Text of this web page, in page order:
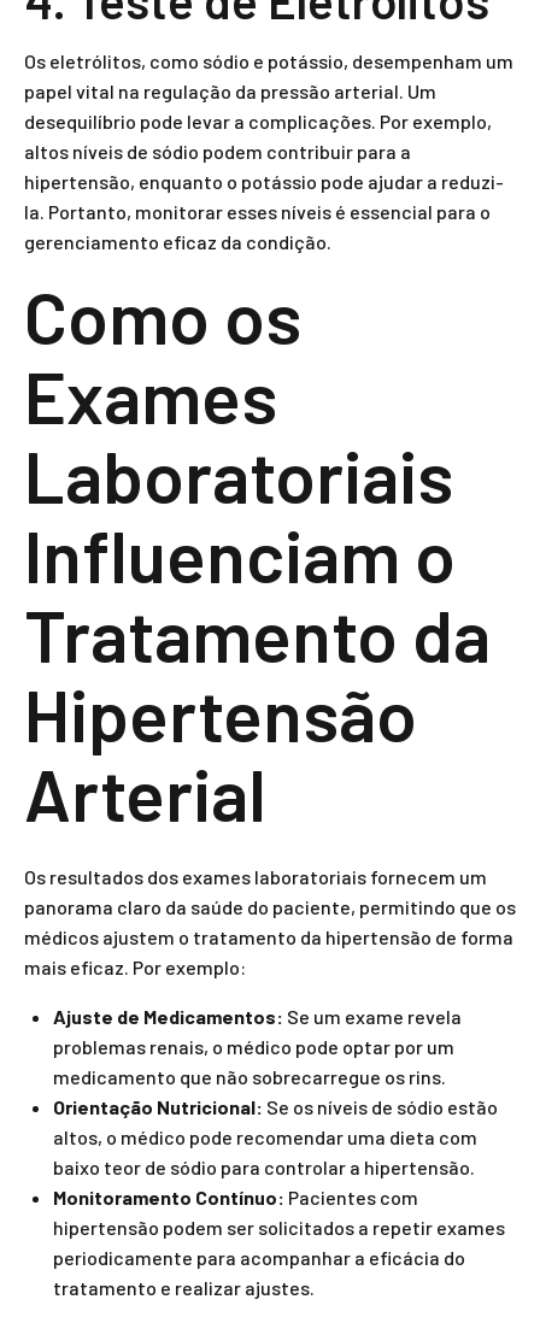
Os eletrólitos, como sódio e potássio, desempenham um
papel vital na regulação da pressão arterial. Um
desequilíbrio pode levar a complicações. Por exemplo,
altos níveis de sódio podem contribuir para a
hipertensão, enquanto o potássio pode ajudar a reduzi-
la. Portanto, monitorar esses níveis é essencial para o
gerenciamento eficaz da condição.
Como os
Exames
Laboratoriais
Influenciam o
Tratamento da
Hipertensão
Arterial
Os resultados dos exames laboratoriais fornecem um
panorama claro da saúde do paciente, permitindo que os
médicos ajustem o tratamento da hipertensão de forma
mais eficaz. Por exemplo:
Ajuste de Medicamentos: Se um exame revela
problemas renais, o médico pode optar por um
medicamento que não sobrecarregue os rins.
Orientação Nutricional: Se os níveis de sódio estão
altos, o médico pode recomendar uma dieta com
baixo teor de sódio para controlar a hipertensão.
Monitoramento Contínuo: Pacientes com
hipertensão podem ser solicitados a repetir exames
periodicamente para acompanhar a eficácia do
tratamento e realizar ajustes.